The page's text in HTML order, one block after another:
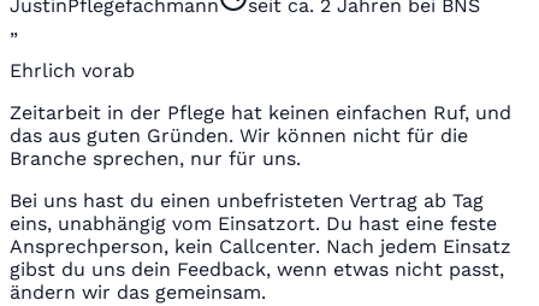
JustinPflegefachmann
seit ca. 2 Jahren bei BNS
„
Ehrlich vorab
Zeitarbeit in der Pflege hat keinen einfachen Ruf, und
das aus guten Gründen. Wir können nicht für die
Branche sprechen, nur für uns.
Bei uns hast du einen unbefristeten Vertrag ab Tag
eins, unabhängig vom Einsatzort. Du hast eine feste
Ansprechperson, kein Callcenter. Nach jedem Einsatz
gibst du uns dein Feedback, wenn etwas nicht passt,
ändern wir das gemeinsam.